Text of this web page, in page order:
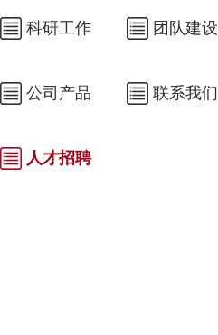
科研工作 团队建设
公司产品 联系我们
人才招聘